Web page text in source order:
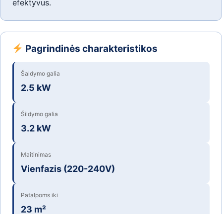
efektyvus.
Pagrindinės charakteristikos
Šaldymo galia
2.5 kW
Šildymo galia
3.2 kW
Maitinimas
Vienfazis (220-240V)
Patalpoms iki
23 m²